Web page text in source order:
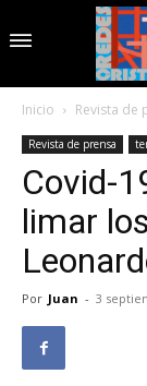
Inicio Revista de
Revista de prensa
Covid-
limar
Por Juan - 3